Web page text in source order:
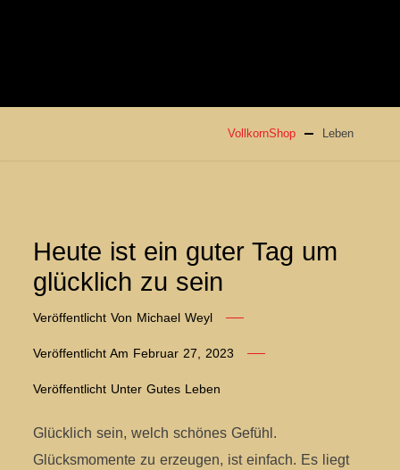
VollkornShop Leben
Heute ist ein guter Tag um
glücklich zu sein
Veröffentlicht Von Michael Weyl
Veröffentlicht Am Februar 27, 2023
Veröffentlicht UnterGutes Leben
Glücklich sein, welch schönes Gefühl.
Glücksmomente zu erzeugen, ist einfach. Es liegt